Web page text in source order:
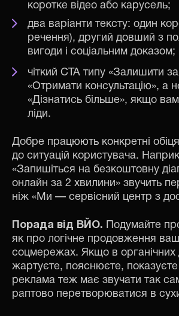
коротке відео або карусель;
два варіанти тексту: один
речення), другий довший з
вигоди і соціальним доказом;
чіткий CTA типу «Залишити
«Отримати консультацію», а
«Дізнатись більше», якщо
ліди.
Добре працюють конкретні
до ситуацій користувача.
«Запишіться на безкоштовну
онлайн за 2 хвилини» звучить
ніж «Ми — сервісний центр з
Порада від ВЙО. Подумайте
як про логічне продовження
соцмережах. Якщо в органічних
жартуєте, пояснюєте,
реклама теж має звучати так
раптово перетворюватися в